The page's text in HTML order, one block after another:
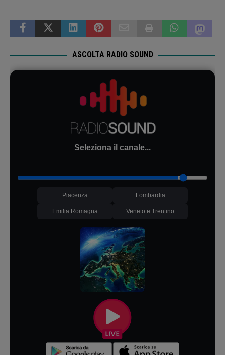
ASCOLTA RADIO SOUND
Seleziona il canale...
Piacenza Lombardia
Emilia Romagna Veneto e Trentino